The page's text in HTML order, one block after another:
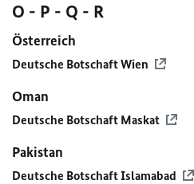
O - P - Q - R
Österreich
Deutsche Botschaft Wien
Oman
Deutsche Botschaft Maskat
Pakistan
Deutsche Botschaft Islamabad